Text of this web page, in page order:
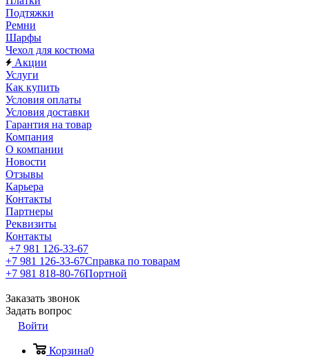
Подтяжки
Ремни
Шарфы
Чехол для костюма
Акции
Услуги
Как купить
Условия оплаты
Условия доставки
Гарантия на товар
Компания
О компании
Новости
Отзывы
Карьера
Контакты
Партнеры
Реквизиты
Контакты
+7 981 126-33-67
+7 981 126-33-67Справка по товарам
+7 981 818-80-76Портной
Заказать звонок
Задать вопрос
Войти
Корзина0